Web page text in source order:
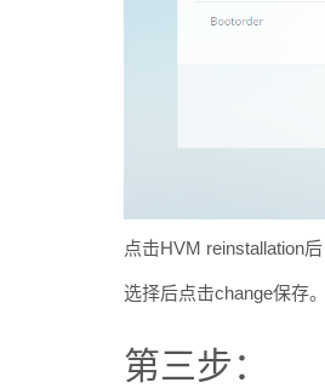
点击HVM reinstallation
选择后点击change保存。
第三步：